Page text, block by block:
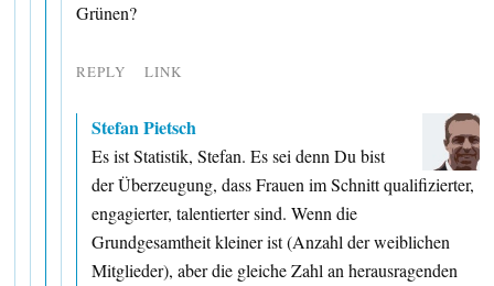
Grünen?
REPLY LINK
Stefan Pietsch
Es ist Statistik, Stefan. Es sei denn Du bist
der Überzeugung, dass Frauen im Schnitt qualifizierter,
engagierter, talentierter sind. Wenn die
Grundgesamtheit kleiner ist (Anzahl der weiblichen
Mitglieder), aber die gleiche Zahl an herausragenden